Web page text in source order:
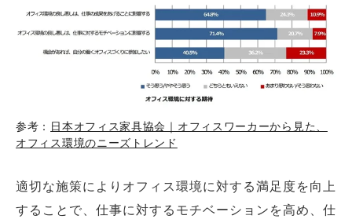
参考： 日本オフィス家具協会｜オフィスワーカーから見た、
オフィス環境のニーズトレンド
適切な施策によりオフィス環境に対する満足度を向上
することで、仕事に対するモチベーションを高め、仕